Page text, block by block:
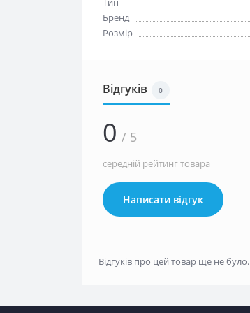
Бренд
Розмір
Відгуків 0
0 / 5
середній рейтинг товара
Написати відгук
Відгуків про цей товар ще не було.